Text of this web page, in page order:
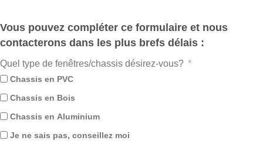
Vous pouvez compléter ce formulaire et nous
contacterons dans les plus brefs délais :
Quel type de fenêtres/chassis désirez-vous?
Chassis en PVC
Chassis en Bois
Chassis en Aluminium
Je ne sais pas, conseillez moi